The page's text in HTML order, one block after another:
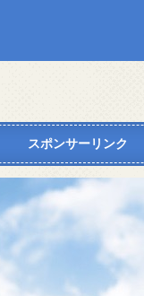
スポンサーリンク